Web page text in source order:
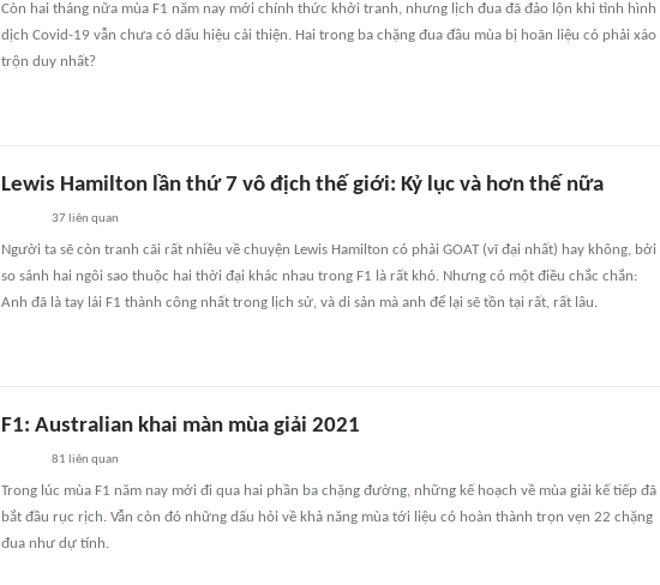
Còn hai tháng nữa mùa F1 năm nay mới chính thức khởi tranh, nhưng lịch đua đã đảo lộn khi tình hình
dịch Covid-19 vẫn chưa có dấu hiệu cải thiện. Hai trong ba chặng đua đầu mùa bị hoãn liệu có phải xáo
trộn duy nhất?
Lewis Hamilton lần thứ 7 vô địch thế giới: Kỷ lục và hơn thế nữa
37 liên quan
Người ta sẽ còn tranh cãi rất nhiều về chuyện Lewis Hamilton có phải GOAT (vĩ đại nhất) hay không, bởi
so sánh hai ngôi sao thuộc hai thời đại khác nhau trong F1 là rất khó. Nhưng có một điều chắc chắn:
Anh đã là tay lái F1 thành công nhất trong lịch sử, và di sản mà anh để lại sẽ tồn tại rất, rất lâu.
F1: Australian khai màn mùa giải 2021
81 liên quan
Trong lúc mùa F1 năm nay mới đi qua hai phần ba chặng đường, những kế hoạch về mùa giải kế tiếp đã
bắt đầu rục rịch. Vẫn còn đó những dấu hỏi về khả năng mùa tới liệu có hoàn thành trọn vẹn 22 chặng
đua như dự tính.